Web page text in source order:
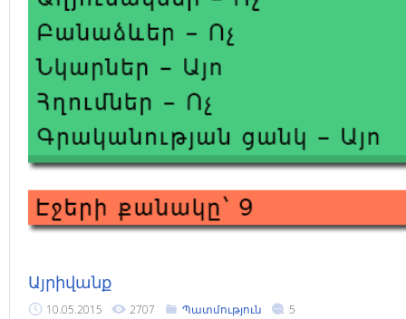
Այրիվանք
10.05.2015 2707 Պատմություն 5